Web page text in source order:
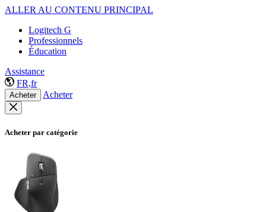
ALLER AU CONTENU PRINCIPAL
Logitech G
Professionnels
Éducation
Assistance
FR,fr
Acheter Acheter
Acheter par catégorie